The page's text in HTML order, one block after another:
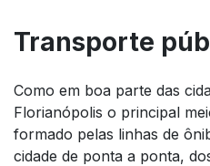
Transporte
Como em boa parte das
Florianópolis o principal
formado pelas linhas de
cidade de ponta a ponta,